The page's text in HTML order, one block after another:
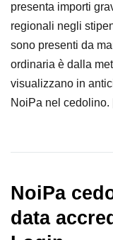
presenta importi
regionali negli
sono presenti da
ordinaria è dalla
visualizzano in
NoiPa nel cedolino.
NoiPa
data